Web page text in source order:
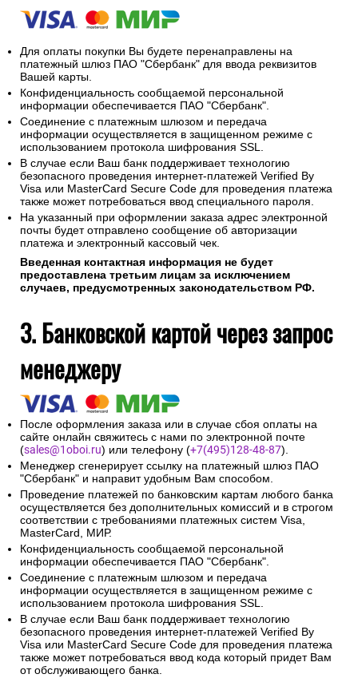
Для оплаты покупки Вы будете перенаправлены на
платежный шлюз ПАО "Сбербанк" для ввода реквизитов
Вашей карты.
Конфиденциальность сообщаемой персональной
информации обеспечивается ПАО "Сбербанк".
Соединение с платежным шлюзом и передача
информации осуществляется в защищенном режиме с
использованием протокола шифрования SSL.
В случае если Ваш банк поддерживает технологию
безопасного проведения интернет-платежей Verified By
Visa или MasterCard Secure Code для проведения платежа
также может потребоваться ввод специального пароля.
На указанный при оформлении заказа адрес электронной
почты будет отправлено сообщение об авторизации
платежа и электронный кассовый чек.
Введенная контактная информация не будет
предоставлена третьим лицам за исключением
случаев, предусмотренных законодательством РФ.
3. Банковской картой через запрос
менеджеру
После оформления заказа или в случае сбоя оплаты на
сайте онлайн свяжитесь с нами по электронной почте
(sales@1oboi.ru) или телефону (+7(495)128-48-87).
Менеджер сгенерирует ссылку на платежный шлюз ПАО
"Сбербанк" и направит удобным Вам способом.
Проведение платежей по банковским картам любого банка
осуществляется без дополнительных комиссий и в строгом
соответствии с требованиями платежных систем Visa,
MasterCard, МИР.
Конфиденциальность сообщаемой персональной
информации обеспечивается ПАО "Сбербанк".
Соединение с платежным шлюзом и передача
информации осуществляется в защищенном режиме с
использованием протокола шифрования SSL.
В случае если Ваш банк поддерживает технологию
безопасного проведения интернет-платежей Verified By
Visa или MasterCard Secure Code для проведения платежа
также может потребоваться ввод кода который придет Вам
от обслуживающего банка.